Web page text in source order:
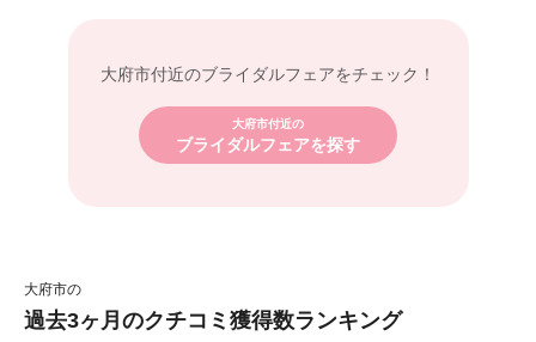
大府市付近のブライダルフェアをチェック！
大府市付近の
ブライダルフェアを探す
大府市の
過去3ヶ月のクチコミ獲得数ランキング